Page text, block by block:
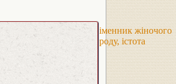
іменник жіночого
роду, істота